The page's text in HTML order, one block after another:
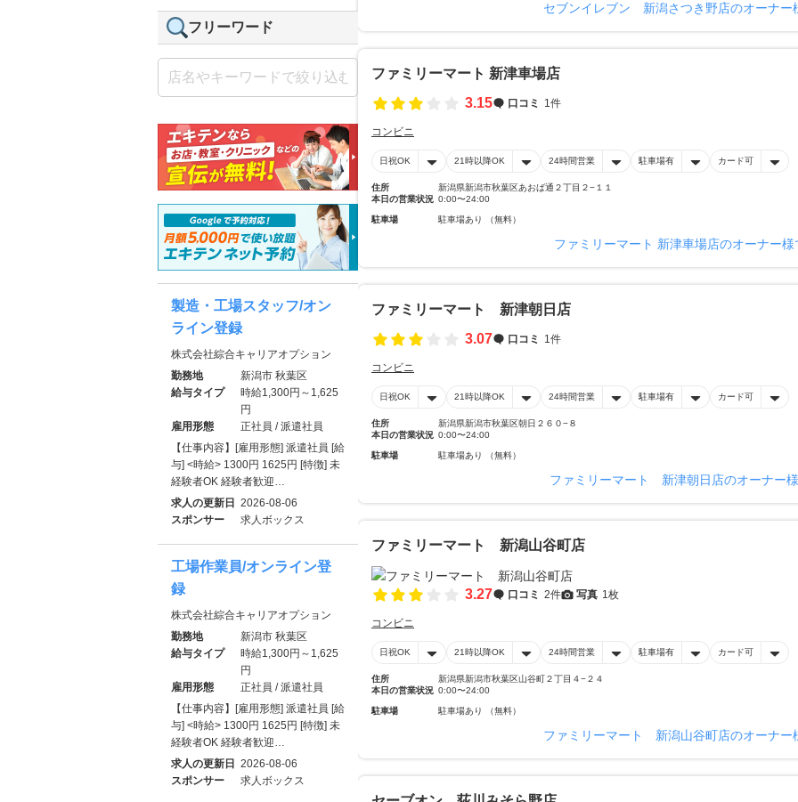
セブンイレブン 新潟さつき野店のオーナー
ファミリーマート 新津車場店
3.15
口コミ 1件
コンビニ
日祝OK 21時以降OK 24時間営業 駐車場有 カード可
住所
新潟県新潟市秋葉区あおば通２丁目２−１１
本日の営業状況 0:00〜24:00
駐車場 駐車場あり （無料）
ファミリーマート 新津車場店のオーナー様
ファミリーマート 新津朝日店
3.07
口コミ 1件
コンビニ
日祝OK 21時以降OK 24時間営業 駐車場有 カード可
住所
新潟県新潟市秋葉区朝日２６０−８
本日の営業状況 0:00〜24:00
駐車場 駐車場あり （無料）
ファミリーマート 新津朝日店のオーナー
ファミリーマート 新潟山谷町店
3.27 口コミ 2件 写真 1枚
コンビニ
日祝OK 21時以降OK 24時間営業 駐車場有 カード可
住所
新潟県新潟市秋葉区山谷町２丁目４−２４
本日の営業状況 0:00〜24:00
駐車場 駐車場あり （無料）
ファミリーマート 新潟山谷町店のオーナー
フリーワード
製造・工場スタッフ/オン
ライン登録
株式会社綜合キャリアオプション
勤務地
新潟市 秋葉区
給与タイプ
時給1,300円～1,625
円
雇用形態
正社員 / 派遣社員
【仕事内容】[雇用形態] 派遣社員 [給
与] <時給> 1300円 1625円 [特徴] 未
経験者OK 経験者歓迎…
求人の更新日 2026-08-06
スポンサー
求人ボックス
工場作業員/オンライン登
録
株式会社綜合キャリアオプション
勤務地
新潟市 秋葉区
給与タイプ
時給1,300円～1,625
円
雇用形態
正社員 / 派遣社員
【仕事内容】[雇用形態] 派遣社員 [給
与] <時給> 1300円 1625円 [特徴] 未
経験者OK 経験者歓迎…
求人の更新日 2026-08-06
スポンサー
求人ボックス